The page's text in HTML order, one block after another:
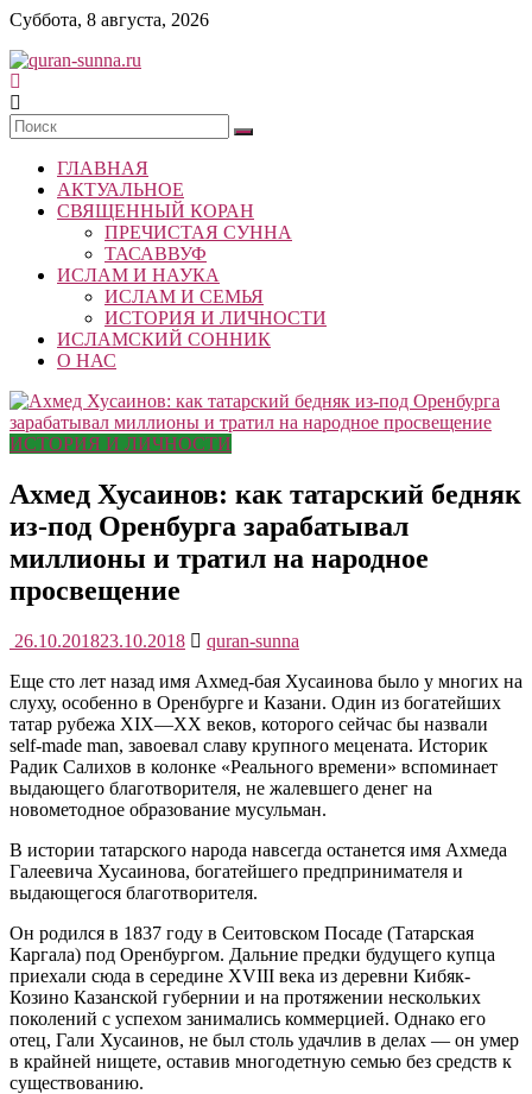
Skip
content
Суббота, 8 августа, 2026
quran-
sunna.ru
«Центр
исследований
Корана
Республики
Татарстан
ГЛАВНАЯ
АКТУАЛЬНОЕ
СВЯЩЕННЫЙ КОРАН
ПРЕЧИСТАЯ СУННА
ТАСАВВУФ
ИСЛАМ И НАУКА
ИСЛАМ И СЕМЬЯ
ИСТОРИЯ И ЛИЧНОСТИ
ИСЛАМСКИЙ СОННИК
О НАС
ИСТОРИЯ И ЛИЧНОСТИ
Ахмед Хусаинов: как татарский бедняк
из-под Оренбурга зарабатывал
миллионы и тратил на народное
просвещение
26.10.201823.10.2018
quran-sunna
Еще сто лет назад имя Ахмед-бая Хусаинова было у многих на
слуху, особенно в Оренбурге и Казани. Один из богатейших
татар рубежа XIX—XX веков, которого сейчас бы назвали
self-made man, завоевал славу крупного мецената. Историк
Радик Салихов в колонке «Реального времени» вспоминает
выдающего благотворителя, не жалевшего денег на
новометодное образование мусульман.
В истории татарского народа навсегда останется имя Ахмеда
Галеевича Хусаинова, богатейшего предпринимателя и
выдающегося благотворителя.
Он родился в 1837 году в Сеитовском Посаде (Татарская
Каргала) под Оренбургом. Дальние предки будущего купца
приехали сюда в середине XVIII века из деревни Кибяк-
Козино Казанской губернии и на протяжении нескольких
поколений с успехом занимались коммерцией. Однако его
отец, Гали Хусаинов, не был столь удачлив в делах — он умер
в крайней нищете, оставив многодетную семью без средств к
существованию.